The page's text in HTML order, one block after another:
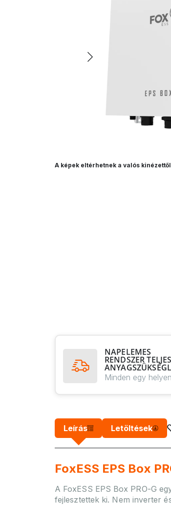
A képek eltérhetnek a valós
NAPELEMES
RENDSZER TELJES
Minden egy helyen
Leírás Letöltések
FoxESS EPS Box
A FoxESS EPS Box PRO-G
fejlesztettek ki. Nem inverter